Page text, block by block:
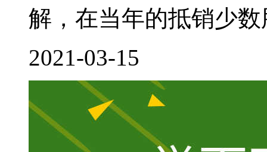
解，在当年的抵销少
2021-03-15